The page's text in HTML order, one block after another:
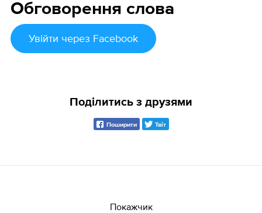
Обговорення слова
Увійти через Facebook
Поділитись з друзями
Поширити Твіт
Покажчик